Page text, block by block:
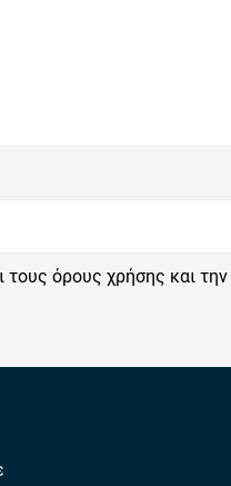
τους όρους χρήσης και την